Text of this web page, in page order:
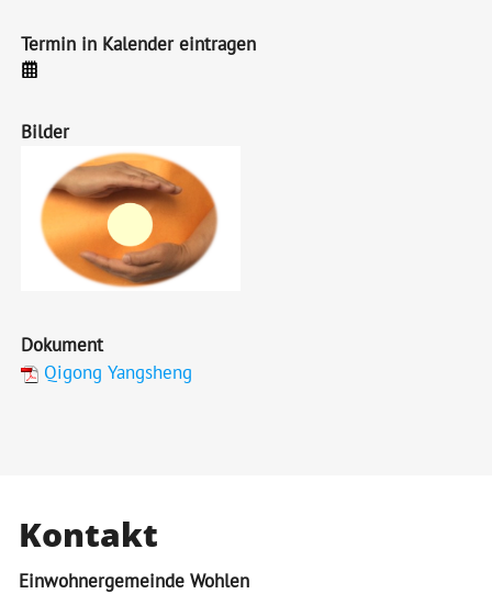
Termin in Kalender eintragen
Bilder
Dokument
Qigong Yangsheng
Kontakt
Einwohnergemeinde Wohlen